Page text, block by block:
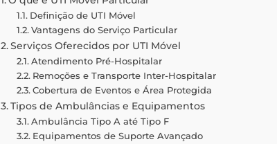
Definição de UTI Móvel
Vantagens do Serviço Particular
Serviços Oferecidos por UTI Móvel
Atendimento Pré-Hospitalar
Remoções e Transporte Inter-Hospitalar
Cobertura de Eventos e Área Protegida
Tipos de Ambulâncias e Equipamentos
Ambulância Tipo A até Tipo F
Equipamentos de Suporte Avançado